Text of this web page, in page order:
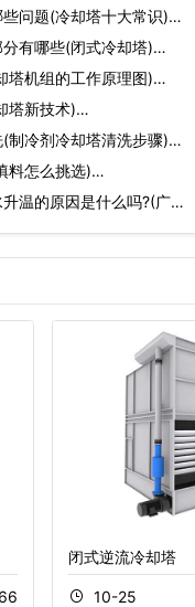
问题(冷却塔十大常识)…
有哪些(闭式冷却塔)…
塔机组的工作原理图)…
塔新技术)…
制冷剂冷却塔清洗步骤)…
料怎么挑选)…
温的原因是什么吗?(广…
闭式逆流冷却塔
10-25